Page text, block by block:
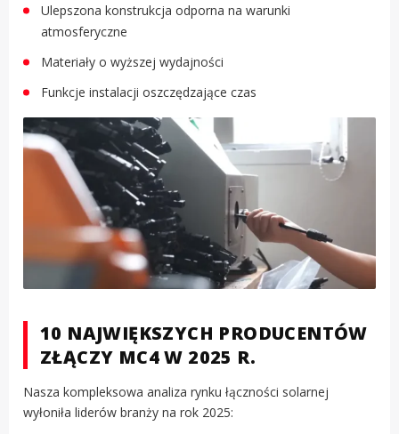
Ulepszona konstrukcja odporna na warunki
atmosferyczne
Materiały o wyższej wydajności
Funkcje instalacji oszczędzające czas
10 NAJWIĘKSZYCH PRODUCENTÓW
ZŁĄCZY MC4 W 2025 R.
Nasza kompleksowa analiza rynku łączności solarnej
wyłoniła liderów branży na rok 2025: